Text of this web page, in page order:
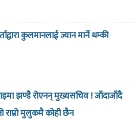
कुलमानलाई ज्यान मार्ने धम्की
झण्डै रोएनन् मुख्यसचिव ! जाँदाजाँदै
राम्रो मुलुकमै कोही छैन